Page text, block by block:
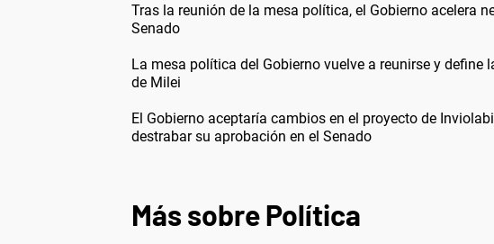
Tras la reunión de la mesa política, el Gobierno acelera
Senado
La mesa política del Gobierno vuelve a reunirse y
de Milei
El Gobierno aceptaría cambios en el proyecto de
destrabar su aprobación en el Senado
Más sobre Política